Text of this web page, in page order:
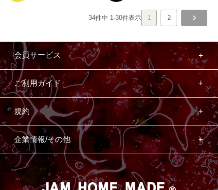
34件中 1-30件表示 1 2
会員サービス
ご利用ガイド
規約
企業情報/その他